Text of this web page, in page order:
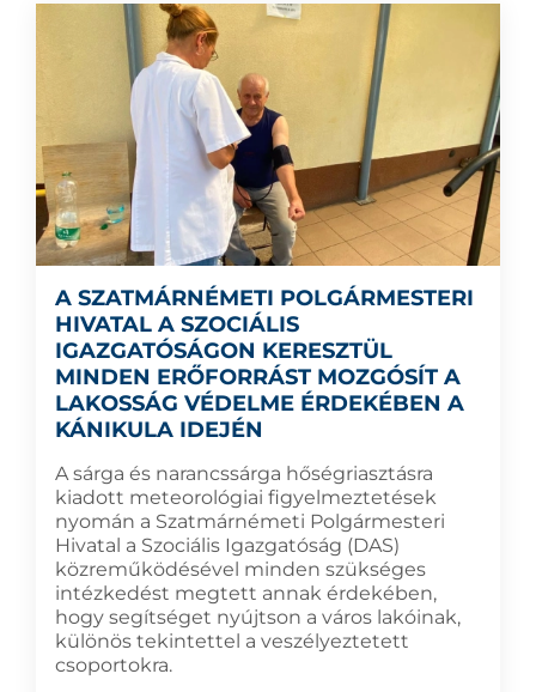
A SZATMÁRNÉMETI POLGÁRMESTERI
HIVATAL A SZOCIÁLIS
IGAZGATÓSÁGON KERESZTÜL
MINDEN ERŐFORRÁST MOZGÓSÍT A
LAKOSSÁG VÉDELME ÉRDEKÉBEN A
KÁNIKULA IDEJÉN
A sárga és narancssárga hőségriasztásra
kiadott meteorológiai figyelmeztetések
nyomán a Szatmárnémeti Polgármesteri
Hivatal a Szociális Igazgatóság (DAS)
közreműködésével minden szükséges
intézkedést megtett annak érdekében,
hogy segítséget nyújtson a város lakóinak,
különös tekintettel a veszélyeztetett
csoportokra.